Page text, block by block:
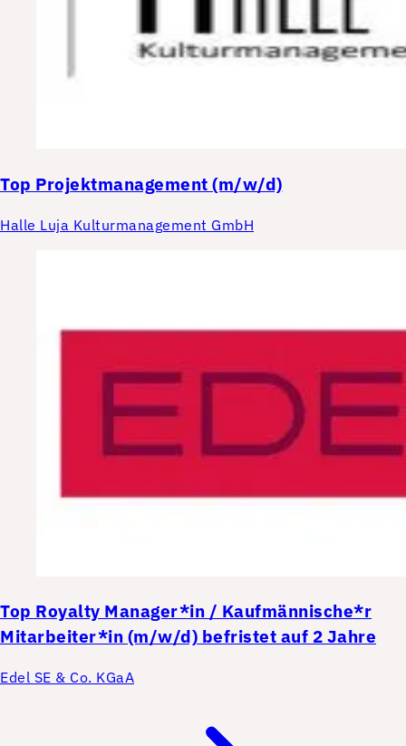
Top Projektmanagement (m/w/d)
Halle Luja Kulturmanagement GmbH
Top Royalty Manager*in / Kaufmännische*r
Mitarbeiter*in (m/w/d) befristet auf 2 Jahre
Edel SE & Co. KGaA